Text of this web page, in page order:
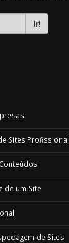
Ir!
Sites Profissional
de um Site
de Sites